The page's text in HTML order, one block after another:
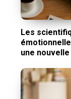
Les
une